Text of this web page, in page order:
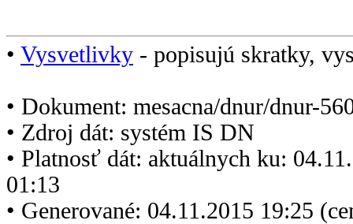
• Vysvetlivky - popisujú skratky,
• Dokument: mesacna/dnur/dnur-
• Zdroj dát: systém IS DN
• Platnosť dát: aktuálnych ku:
01:13
• Generované: 04.11.2015 19:25